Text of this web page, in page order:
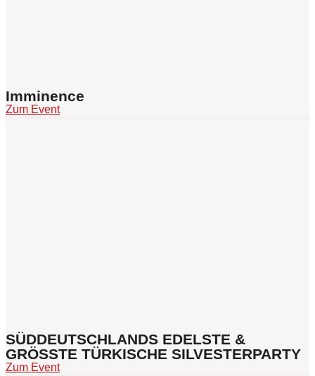
Imminence
Zum Event
SÜDDEUTSCHLANDS EDELSTE &
GRÖSSTE TÜRKISCHE SILVESTERPARTY
Zum Event